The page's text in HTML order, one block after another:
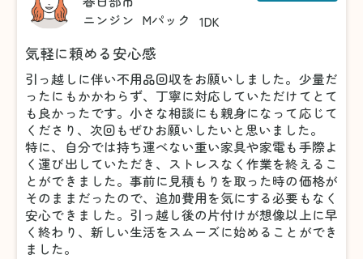
ニンジン Mパック 1DK
気軽に頼める安心感
引っ越しに伴い不用品回収をお願いしました。少量だ
ったにもかかわらず、丁寧に対応していただけてとて
も良かったです。小さな相談にも親身になって応じて
くださり、次回もぜひお願いしたいと思いました。
特に、自分では持ち運べない重い家具や家電も手際よ
く運び出していただき、ストレスなく作業を終えるこ
とができました。事前に見積もりを取った時の価格が
そのままだったので、追加費用を気にする必要もなく
安心できました。引っ越し後の片付けが想像以上に早
く終わり、新しい生活をスムーズに始めることができ
ました。